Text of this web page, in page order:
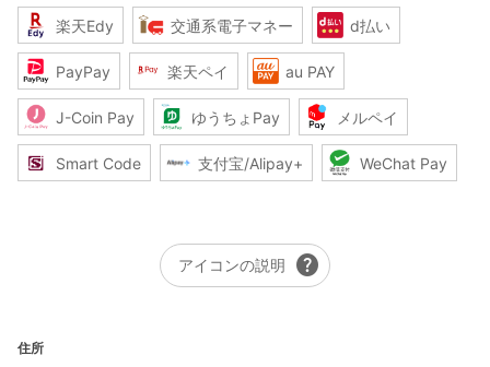
楽天Edy 交通系電子マネー d払い
PayPay 楽天ペイ au PAY
J-Coin Pay ゆうちょPay メルペイ
Smart Code 支付宝/Alipay+ WeChat Pay
アイコンの説明 help
住所